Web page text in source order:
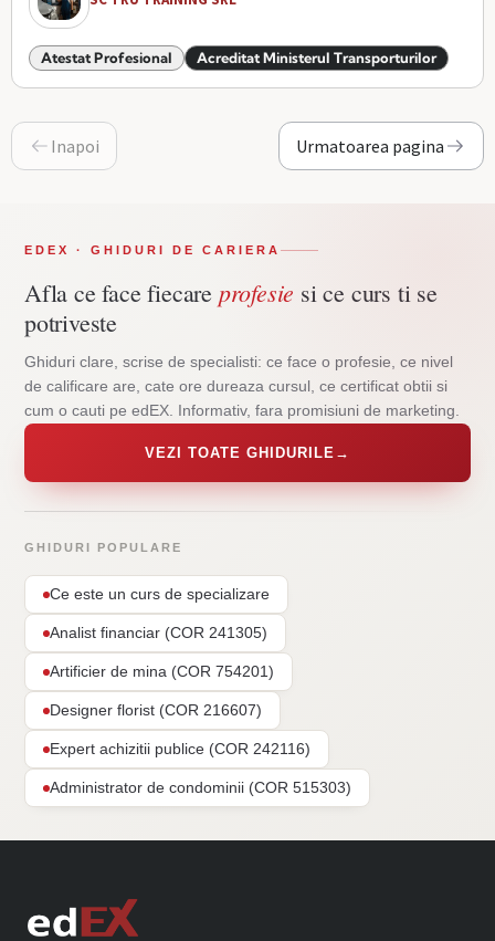
Atestat Profesional Acreditat Ministerul Transporturilor
Inapoi Urmatoarea pagina
EDEX · GHIDURI DE CARIERA
Afla ce face fiecare profesie si ce curs ti se
potriveste
Ghiduri clare, scrise de specialisti: ce face o profesie, ce nivel
de calificare are, cate ore dureaza cursul, ce certificat obtii si
cum o cauti pe edEX. Informativ, fara promisiuni de marketing.
VEZI TOATE GHIDURILE →
GHIDURI POPULARE
Ce este un curs de specializare
Analist financiar (COR 241305)
Artificier de mina (COR 754201)
Designer florist (COR 216607)
Expert achizitii publice (COR 242116)
Administrator de condominii (COR 515303)